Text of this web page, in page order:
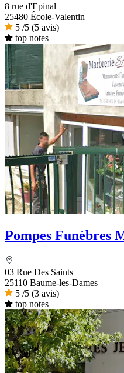
8 rue d'Epinal
25480 École-Valentin
5 /5 (5 avis)
top notes
Pompes Funèbres
03 Rue Des Saints
25110 Baume-les-Dames
5 /5 (3 avis)
top notes